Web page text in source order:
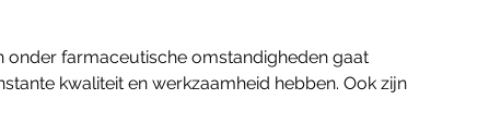
farmaceutische omstandigheden gaat
kwaliteit en werkzaamheid hebben. Ook zijn